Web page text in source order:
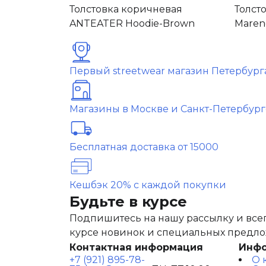
Толстовка коричневая
ANTEATER Hoodie-Brown
Первый streetwear магазин
Магазины в Москве и Санкт-
Бесплатная доставка от 15000
Кешбэк 20% с каждой покупки
Будьте в курсе
Подпишитесь на нашу рассылку и
курсе новинок и специальных
Контактная информация
+7 (921) 895-78-
О